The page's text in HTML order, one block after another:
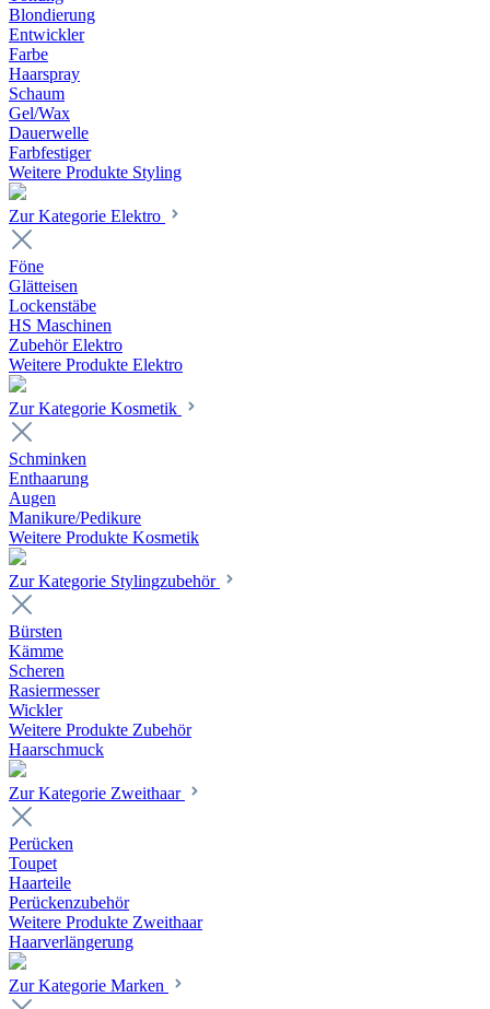
Blondierung
Entwickler
Farbe
Haarspray
Schaum
Gel/Wax
Dauerwelle
Farbfestiger
Weitere Produkte Styling
Zur Kategorie Elektro
Föne
Glätteisen
Lockenstäbe
HS Maschinen
Zubehör Elektro
Weitere Produkte Elektro
Zur Kategorie Kosmetik
Schminken
Enthaarung
Augen
Manikure/Pedikure
Weitere Produkte Kosmetik
Zur Kategorie Stylingzubehör
Bürsten
Kämme
Scheren
Rasiermesser
Wickler
Weitere Produkte Zubehör
Haarschmuck
Zur Kategorie Zweithaar
Perücken
Toupet
Haarteile
Perückenzubehör
Weitere Produkte Zweithaar
Haarverlängerung
Zur Kategorie Marken